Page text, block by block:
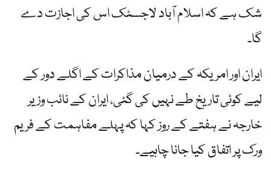
شک ہے کہ اسلام آباد لاجسٹک اس کی اجازت دے
گا۔
ایران اور امریکہ کے درمیان مذاکرات کے اگلے دور کے
لیے کوئی تاریخ طے نہیں کی گئی، ایران کے نائب وزیر
خارجہ نے ہفتے کے روز کہا کہ پہلے مفاہمت کے فریم
ورک پر اتفاق کیا جانا چاہیے۔